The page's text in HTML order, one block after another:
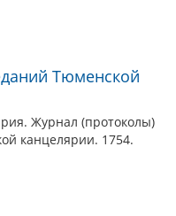
Тюменской
Журнал (протоколы)
канцелярии. 1754.